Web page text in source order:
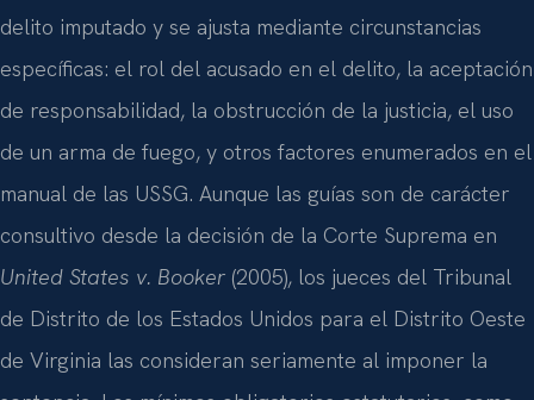
delito imputado y se ajusta mediante circunstancias
específicas: el rol del acusado en el delito, la aceptación
de responsabilidad, la obstrucción de la justicia, el uso
de un arma de fuego, y otros factores enumerados en el
manual de las USSG. Aunque las guías son de carácter
consultivo desde la decisión de la Corte Suprema en
United States v. Booker (2005), los jueces del Tribunal
de Distrito de los Estados Unidos para el Distrito Oeste
de Virginia las consideran seriamente al imponer la